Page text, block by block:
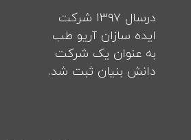
درسال ۱۳۹۷ شرکت
ایده سازان آریو طب
به عنوان یک شرکت
دانش بنیان ثبت شد.